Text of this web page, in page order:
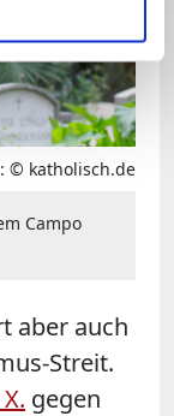
© katholisch.de
Campo
aber auch
Streit.
gegen